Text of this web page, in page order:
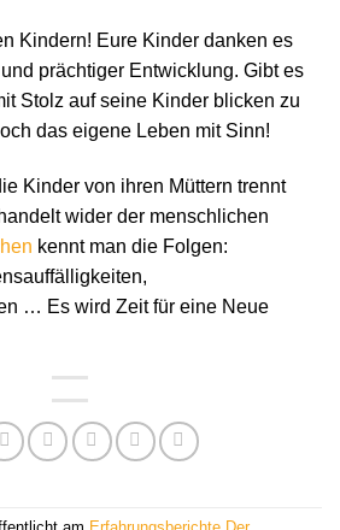
Kindern! Eure Kinder danken es
prächtiger Entwicklung. Gibt es
Stolz auf seine Kinder blicken zu
das eigene Leben mit Sinn!
Kinder von ihren Müttern trennt
wider der menschlichen
kennt man die Folgen:
… Es wird Zeit für eine Neue